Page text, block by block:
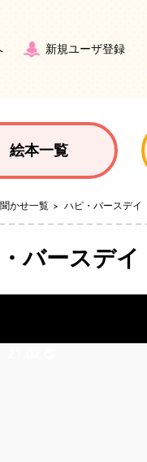
新規ユーザ登録
絵本一覧
かせ一覧 ハピ・バースデイ
バースデイ